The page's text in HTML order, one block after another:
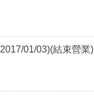
01/03)(結束營業)